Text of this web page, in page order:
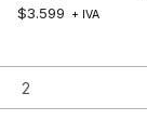
$3.599 + IVA